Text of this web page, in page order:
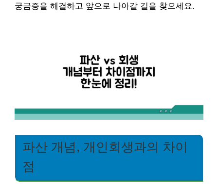
궁금증을 해결하고 앞으로 나아갈 길을 찾으세요.
파산 개념, 개인회생과의 차이
점